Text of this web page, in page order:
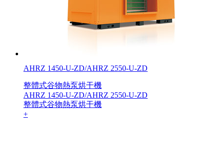
AHRZ 1450-U-ZD/AHRZ 2550-U-ZD
整體式谷物熱泵烘干機
AHRZ 1450-U-ZD/AHRZ 2550-U-ZD
整體式谷物熱泵烘干機
+